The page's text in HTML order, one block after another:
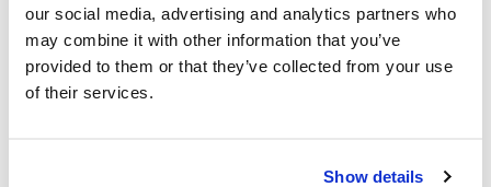
our social media, advertising and analytics partners who
may combine it with other information that you’ve
provided to them or that they’ve collected from your use
of their services.
Show details
Höheneinstellung
: Zentral
Höhenregulierung
: 6 position
Kupplung für Messer